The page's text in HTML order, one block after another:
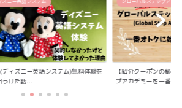
ディズニー英語システム)無料体験を
うけた話...
【紹介クーポンの秘密
プアカデミーを一番...